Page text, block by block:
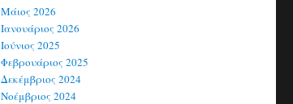
Μάιος 2026
Ιανουάριος 2026
Ιούνιος 2025
Φεβρουάριος 2025
Δεκέμβριος 2024
Νοέμβριος 2024